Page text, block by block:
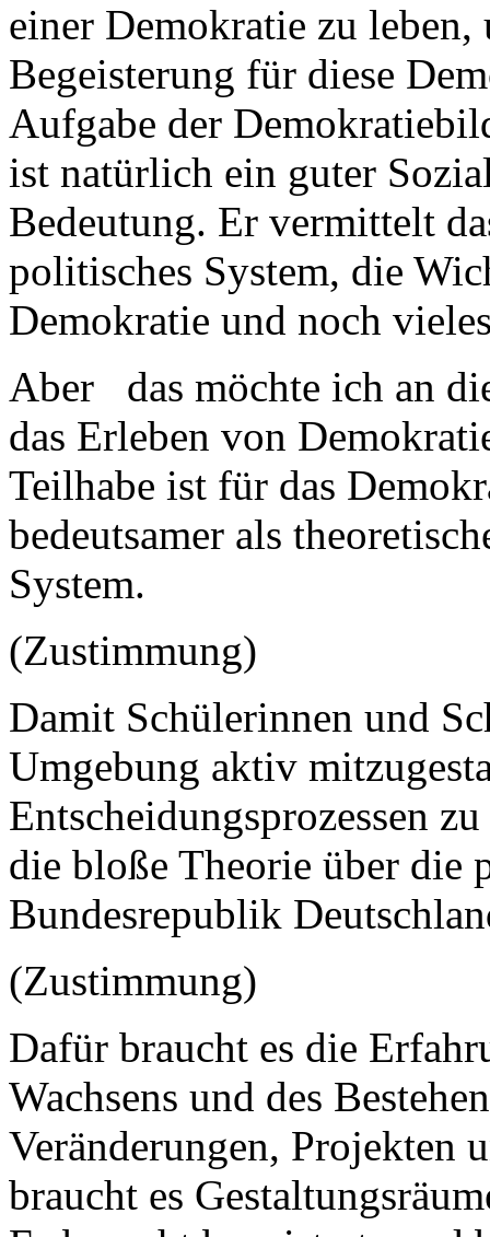
einer Demokratie zu
Begeisterung für diese
Aufgabe der
ist natürlich ein guter
Bedeutung. Er vermittelt
politisches System, die
Demokratie und noch
Aber das möchte ich an
das Erleben von
Teilhabe ist für das
bedeutsamer als
System.
(Zustimmung)
Damit Schülerinnen und
Umgebung aktiv
Entscheidungsprozessen
die bloße Theorie über die
Bundesrepublik
(Zustimmung)
Dafür braucht es die
Wachsens und des
Veränderungen, Projekten
braucht es